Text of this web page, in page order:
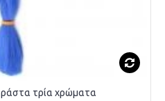
ράστα τρία χρώματα